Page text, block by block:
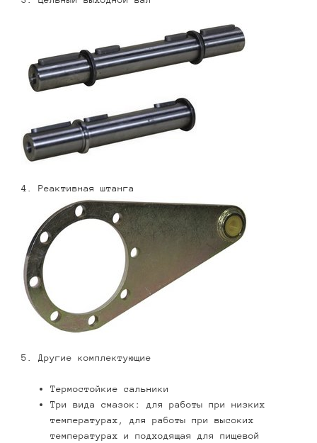
4. Реактивная штанга
5. Другие комплектующие
Термостойкие сальники
Три вида смазок: для работы при низких
температурах, для работы при высоких
температурах и подходящая для пищевой